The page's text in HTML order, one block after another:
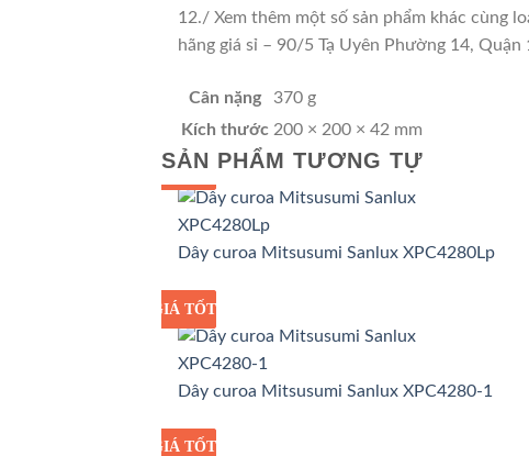
12./ Xem thêm một số sản phẩm khác cùng
hãng giá sỉ – 90/5 Tạ Uyên Phường 14, Quận
Cân nặng
370 g
Kích thước 200 × 200 × 42 mm
SẢN PHẨM TƯƠNG TỰ
GIÁ SỈ
GIÁ TỐT
Dây curoa Mitsusumi Sanlux XPC4280Lp
GIÁ SỈ
GIÁ TỐT
Dây curoa Mitsusumi Sanlux XPC4280-1
GIÁ SỈ
GIÁ TỐT